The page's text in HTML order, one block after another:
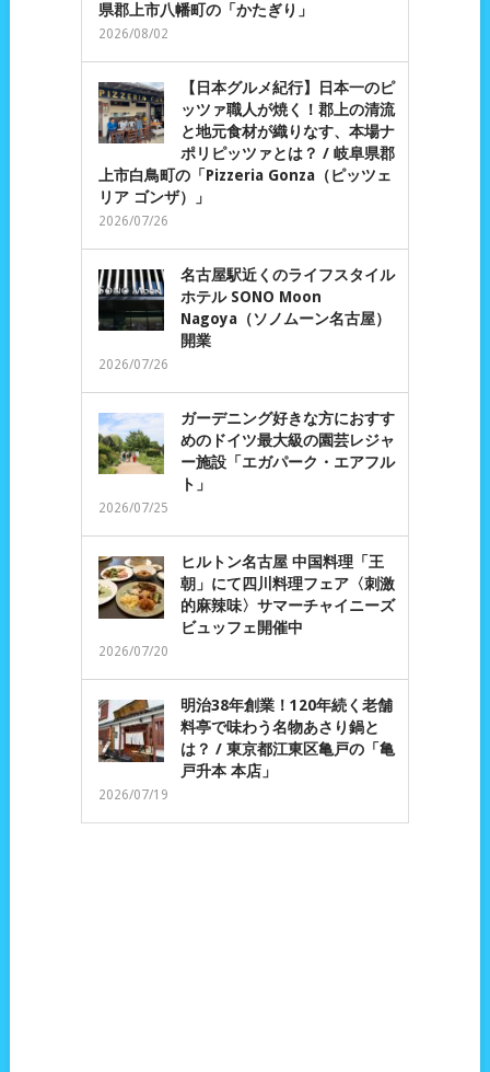
県郡上市八幡町の「かたぎり」
2026/08/02
【日本グルメ紀行】日本一のピ
ッツァ職人が焼く！郡上の清流
と地元食材が織りなす、本場ナ
ポリピッツァとは？ / 岐阜県郡
上市白鳥町の「Pizzeria Gonza（ピッツェ
リア ゴンザ）」
2026/07/26
名古屋駅近くのライフスタイル
ホテル SONO Moon
Nagoya（ソノムーン名古屋）
開業
2026/07/26
ガーデニング好きな方におすす
めのドイツ最大級の園芸レジャ
ー施設「エガパーク・エアフル
ト」
2026/07/25
ヒルトン名古屋 中国料理「王
朝」にて四川料理フェア〈刺激
的麻辣味〉サマーチャイニーズ
ビュッフェ開催中
2026/07/20
明治38年創業！120年続く老舗
料亭で味わう名物あさり鍋と
は？ / 東京都江東区亀戸の「亀
戸升本 本店」
2026/07/19